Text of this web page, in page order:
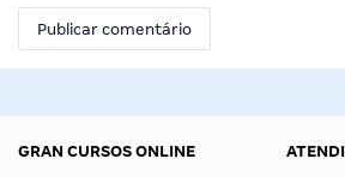
GRAN CURSOS ONLINE